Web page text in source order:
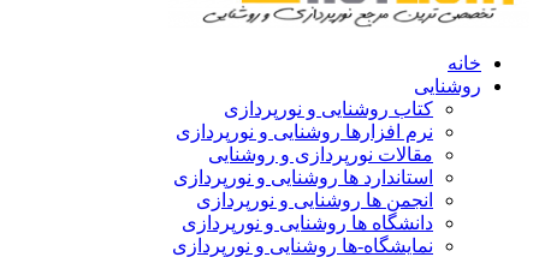
خانه
روشنایی
کتاب روشنایی و نورپردازی
نرم افزارها روشنایی و نورپردازی
مقالات نورپردازی و روشنایی
استاندارد ها روشنایی و نورپردازی
انجمن ها روشنایی و نورپردازی
دانشگاه ها روشنایی و نورپردازی
نمایشگاه-ها روشنایی و نورپردازی